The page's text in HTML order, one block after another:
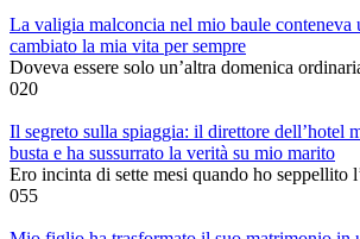
La valigia malconcia nel mio baule conteneva
cambiato la mia vita per sempre
Doveva essere solo un’altra domenica
020
Il segreto sulla spiaggia: il direttore dell’hotel
busta e ha sussurrato la verità su mio marito
Ero incinta di sette mesi quando ho seppellito
055